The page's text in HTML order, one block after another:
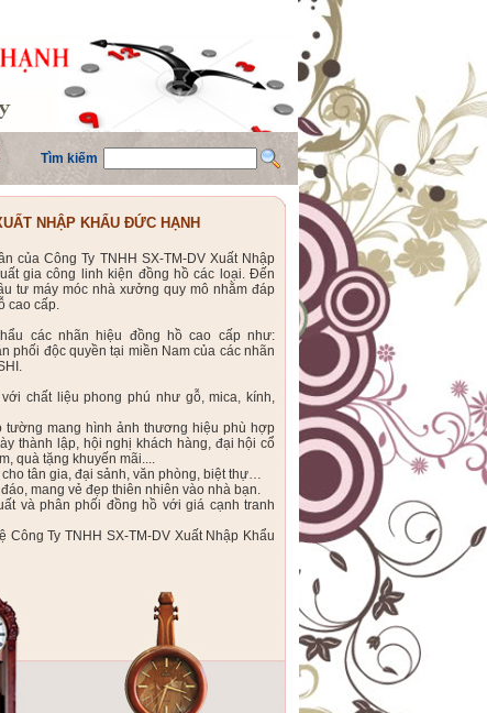
Tìm kiếm
NHẬP KHẨU ĐỨC HẠNH
của Công Ty TNHH SX-TM-DV Xuất Nhập
gia công linh kiện đồng hồ các loại. Đến
tư máy móc nhà xưởng quy mô nhằm đáp
cao cấp.
các nhãn hiệu đồng hồ cao cấp như:
phối độc quyền tại miền Nam của các nhãn
chất liệu phong phú như gỗ, mica, kính,
tường mang hình ảnh thương hiệu phù hợp
thành lập, hội nghị khách hàng, đại hội cổ
quà tặng khuyến mãi....
tân gia, đại sảnh, văn phòng, biệt thự…
mang vẻ đẹp thiên nhiên vào nhà bạn.
và phân phối đồng hồ với giá cạnh tranh
Công Ty TNHH SX-TM-DV Xuất Nhập Khẩu